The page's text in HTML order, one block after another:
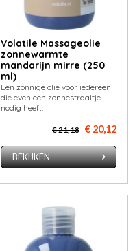
Volatile Massageolie
zonnewarmte
mandarijn mirre (250
ml)
Een zonnige olie voor iedereen
die even een zonnestraaltje
nodig heeft.
€ 21,18 € 20,12
BEKIJKEN